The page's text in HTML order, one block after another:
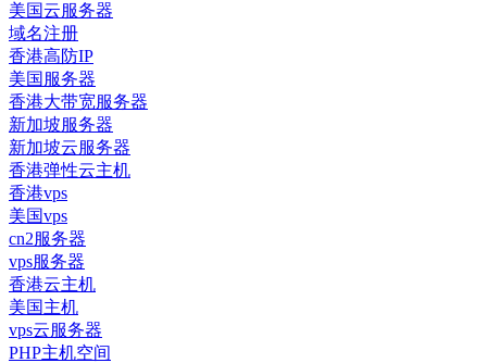
美国云服务器
域名注册
香港高防IP
美国服务器
香港大带宽服务器
新加坡服务器
新加坡云服务器
香港弹性云主机
香港vps
美国vps
cn2服务器
vps服务器
香港云主机
美国主机
vps云服务器
PHP主机空间